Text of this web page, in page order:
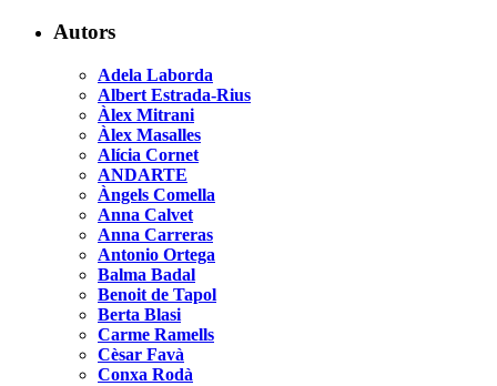
Autors
Adela Laborda
Albert Estrada-Rius
Àlex Mitrani
Àlex Masalles
Alícia Cornet
ANDARTE
Àngels Comella
Anna Calvet
Anna Carreras
Antonio Ortega
Balma Badal
Benoit de Tapol
Berta Blasi
Carme Ramells
Cèsar Favà
Conxa Rodà